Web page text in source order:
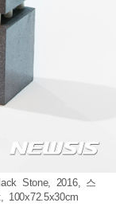
Stone, 2016, 스
100x72.5x30cm